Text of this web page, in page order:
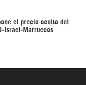
el precio oculto del
Israel-Marruecos